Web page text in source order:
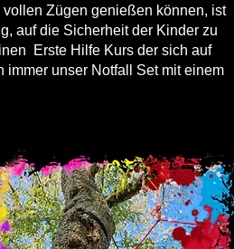
Zügen genießen können, ist
auf die Sicherheit der Kinder zu
Erste Hilfe Kurs der sich auf
unser Notfall Set mit einem